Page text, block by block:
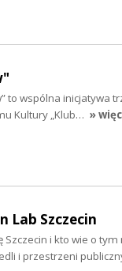
to wspólna inicjatywa
Kultury „Klub… »
Lab Szczecin
Szczecin i kto wie o
i przestrzeni